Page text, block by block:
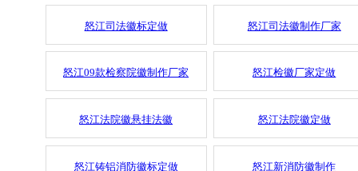
怒江司法徽标定做 怒江司法徽制作厂家
怒江09款检察院徽制作厂家 怒江检徽厂家定做
怒江法院徽悬挂法徽 怒江法院徽定做
怒江铸铝消防徽标定做 怒江新消防徽制作